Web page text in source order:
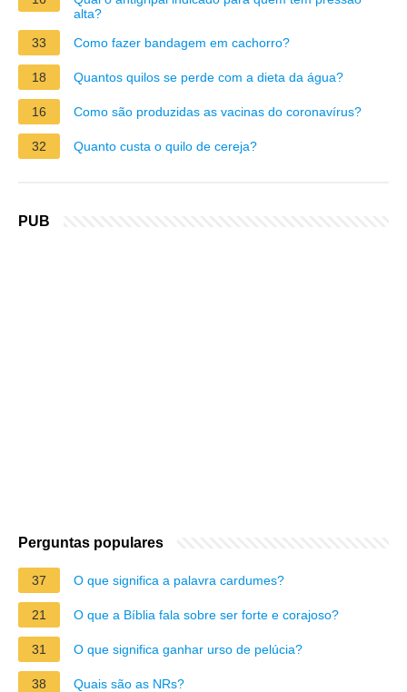
alta?
33
Como fazer bandagem em cachorro?
18 Quantos quilos se perde com a dieta da água?
16 Como são produzidas as vacinas do coronavírus?
32 Quanto custa o quilo de cereja?
PUB
Perguntas populares
37 O que significa a palavra cardumes?
21 O que a Bíblia fala sobre ser forte e corajoso?
31 O que significa ganhar urso de pelúcia?
38 Quais são as NRs?